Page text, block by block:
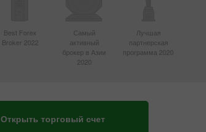
Best Forex
Broker 2022
Самый
активный
брокер в Азии
2020
Лучшая
партнерская
программа 2020
Открыть торговый счет